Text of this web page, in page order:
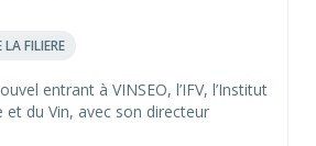
FILIERE
entrant à VINSEO, l’IFV, l’Institut
et du Vin, avec son directeur